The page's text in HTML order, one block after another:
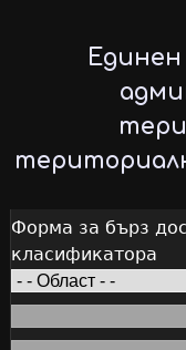
to
main
Форма за бърз
класификатора